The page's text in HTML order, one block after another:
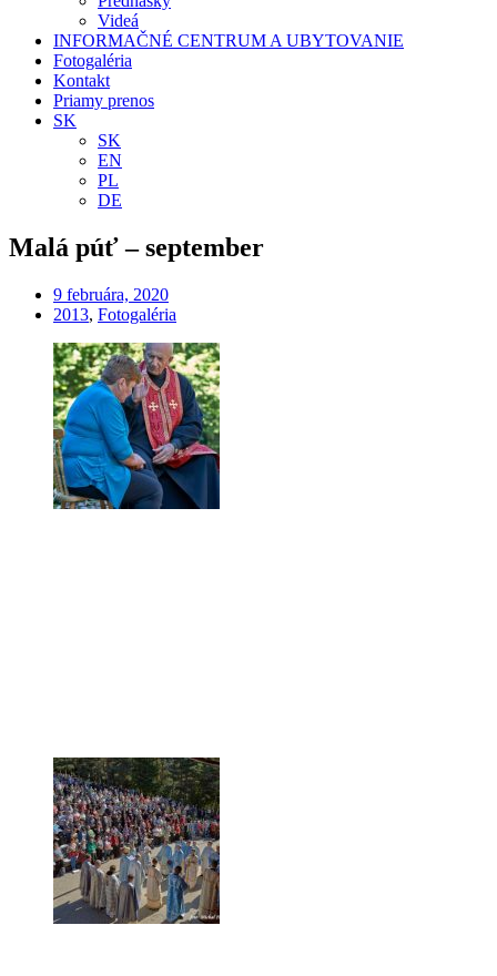
Videá
INFORMAČNÉ CENTRUM A UBYTOVANIE
Fotogaléria
Kontakt
Priamy prenos
SK
SK
EN
PL
DE
Malá púť – september
9 februára, 2020
2013, Fotogaléria